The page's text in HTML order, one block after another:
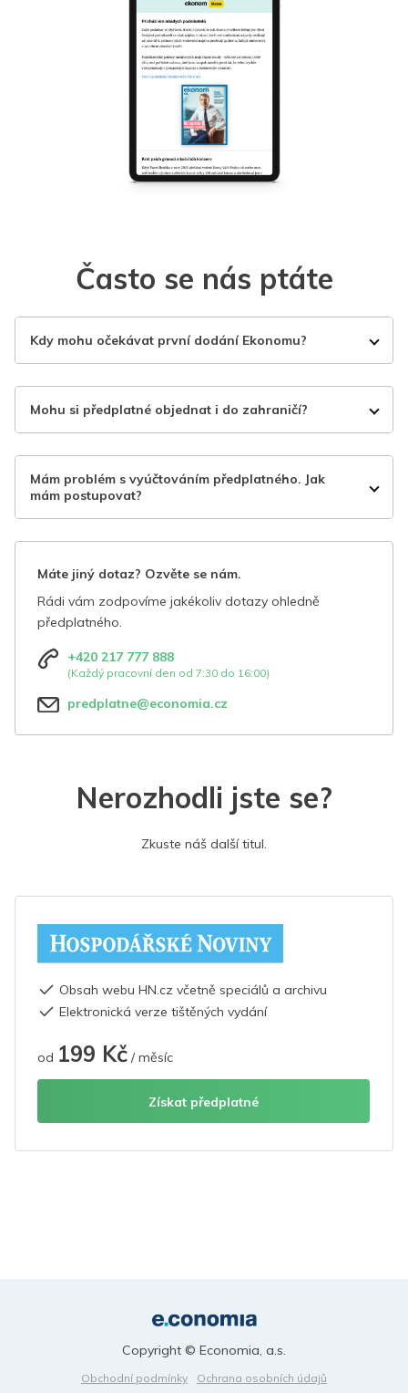
Často se nás ptáte
Kdy mohu očekávat první dodání Ekonomu?
Mohu si předplatné objednat i do zahraničí?
Mám problém s vyúčtováním předplatného. Jak
mám postupovat?
Máte jiný dotaz? Ozvěte se nám.
Rádi vám zodpovíme jakékoliv dotazy ohledně
předplatného.
+420 217 777 888
(Každý pracovní den od 7:30 do 16:00)
predplatne@economia.cz
Nerozhodli jste se?
Zkuste náš další titul.
Obsah webu HN.cz včetně speciálů a archivu
Elektronická verze tištěných vydání
od 199 Kč / měsíc
Získat předplatné
Obchodní podmínky
Ochrana osobních údajů
Copyright © Economia, a.s.